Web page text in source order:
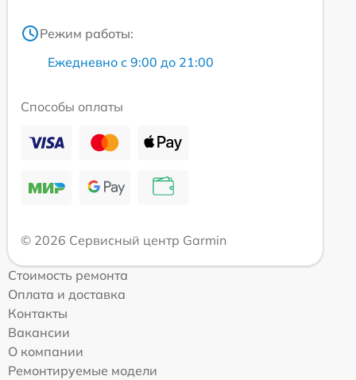
Режим работы:
Ежедневно с 9:00 до 21:00
Способы оплаты
© 2026 Сервисный центр Garmin
Стоимость ремонта
Оплата и доставка
Контакты
Вакансии
О компании
Ремонтируемые модели